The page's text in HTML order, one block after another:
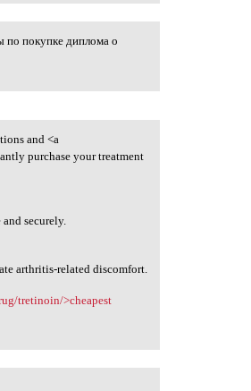
по покупке диплома о
and <a
purchase your treatment
securely.
arthritis-related discomfort.
tretinoin/>cheapest